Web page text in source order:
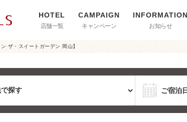
店舗一覧 キャンペーン お知らせ
ザ・スイートガーデン 岡山】